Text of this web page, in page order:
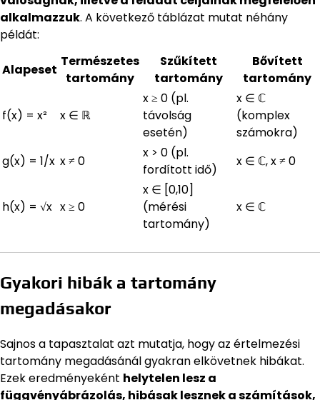
alkalmazzuk. A következő táblázat mutat néhány
példát:
Alapeset
Természetes
tartomány
Szűkített
tartomány
Bővített
tartomány
f(x) = x² x ∈ ℝ
x ≥ 0 (pl.
távolság
esetén)
x ∈ ℂ
(komplex
számokra)
g(x) = 1/x x ≠ 0
x > 0 (pl.
fordított idő)
x ∈ ℂ, x ≠ 0
h(x) = √x x ≥ 0
x ∈ [0,10]
(mérési
tartomány)
x ∈ ℂ
Gyakori hibák a tartomány
megadásakor
Sajnos a tapasztalat azt mutatja, hogy az értelmezési
tartomány megadásánál gyakran elkövetnek hibákat.
Ezek eredményeként helytelen lesz a
függvényábrázolás, hibásak lesznek a számítások,